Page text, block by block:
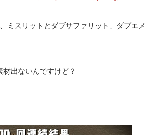
ミスリットとダブサファリット、ダブエメ
出ないんですけど？